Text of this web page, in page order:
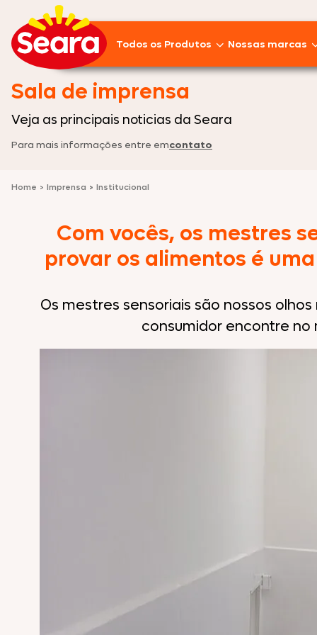
Todos os Produtos
Lançamentos
Pratos Prontos
Aves
Empanados
Pizzas
Peixes e Frutos do Mar
Kibe e Almôndegas
Nossas marcas
Sala de imprensa
Veja as principais noticias da Seara
Para mais informações entre emcontato
Home > Imprensa > Institucional
Com vocês, os mestres
provar os alimentos é
Os mestres sensoriais são nossos
consumidor encontre